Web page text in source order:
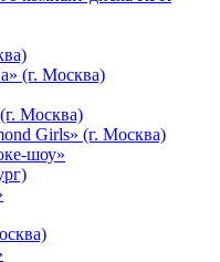
(г. Москва)
Москва)
Girls» (г. Москва)
шоу»